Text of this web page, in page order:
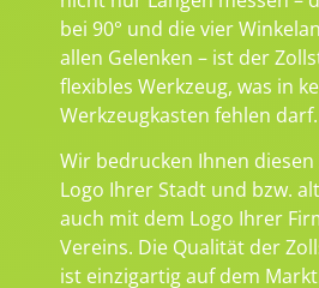
bei 90° und die vier
allen Gelenken – ist der
flexibles Werkzeug, was in
Werkzeugkasten fehlen darf.
Wir bedrucken Ihnen
Logo Ihrer Stadt und bzw.
auch mit dem Logo Ihrer
Vereins. Die Qualität der
ist einzigartig auf dem